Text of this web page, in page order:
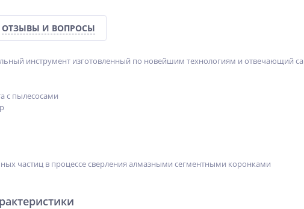
ОТЗЫВЫ И ВОПРОСЫ
инструмент изготовленный по новейшим технологиям и отвечающий
с пылесосами
частиц в процессе сверления алмазными сегментными коронками